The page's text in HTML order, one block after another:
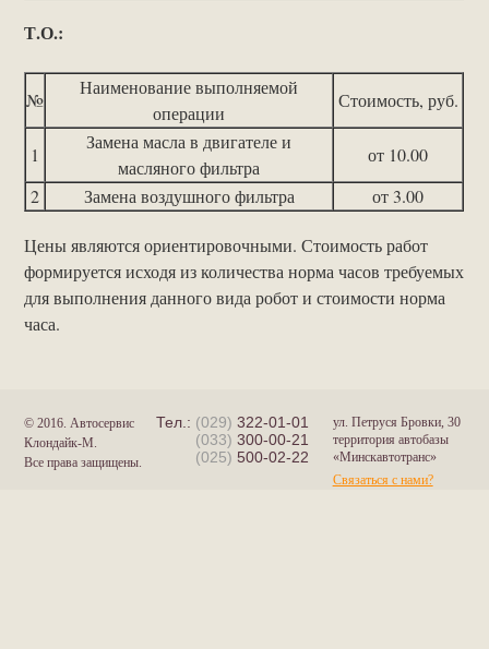
Т.О.:
№
Наименование выполняемой
операции
Стоимость, руб.
1
Замена масла в двигателе и
масляного фильтра
от 10.00
2
Замена воздушного фильтра от 3.00
Цены являются ориентировочными. Стоимость работ
формируется исходя из количества норма часов требуемых
для выполнения данного вида робот и стоимости норма
часа.
© 2016. Автосервис
Клондайк-М.
Все права защищены.
Тел.: (029) 322-01-01
(033) 300-00-21
(025) 500-02-22
ул. Петруся Бровки, 30
территория автобазы
«Минскавтотранс»
Связаться с нами?